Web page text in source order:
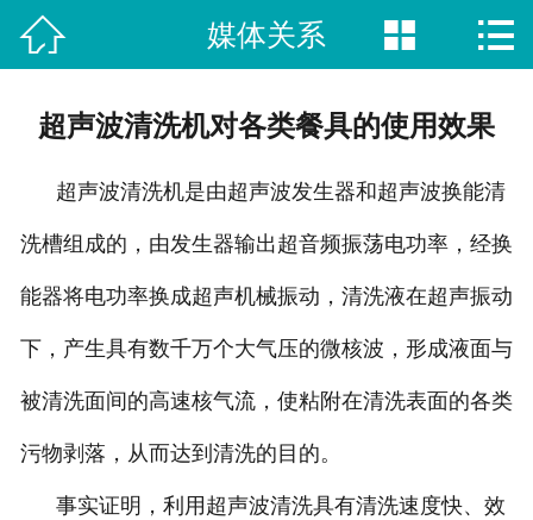
网站首页
关于我们
 媒体关系  
超声波清洗机对各类餐具的使用效果
超声波清洗机是由超声波发生器和超声波换能清
洗槽组成的，由发生器输出超音频振荡电功率，经换
能器将电功率换成超声机械振动，清洗液在超声振动
下，产生具有数千万个大气压的微核波，形成液面与
被清洗面间的高速核气流，使粘附在清洗表面的各类
污物剥落，从而达到清洗的目的。
事实证明，利用超声波清洗具有清洗速度快、效